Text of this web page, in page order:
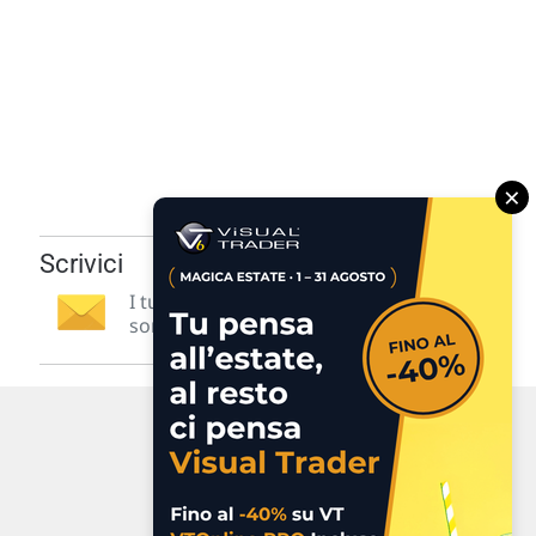
Scrivici
I tuoi suggerimenti per noi
sono preziosi e molto utili! »
×